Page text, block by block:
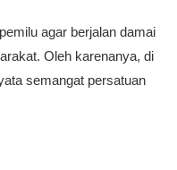
agar berjalan damai
Oleh karenanya, di
semangat persatuan